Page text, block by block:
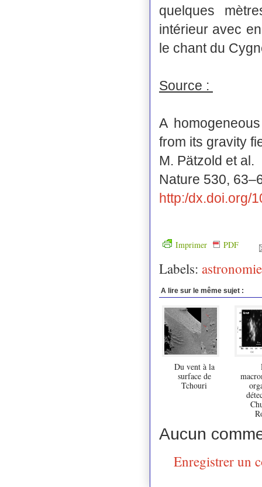
quelques
intérieur avec
le chant du
Source :
A
from its gravity
M. Pätzold et al.
Nature 530,
http:/dx.doi.org/
Imprimer PDF
Labels: astronomie
A lire sur le même sujet :
Du vent à la
surface de
Tchouri
Aucun
Enregistrer un